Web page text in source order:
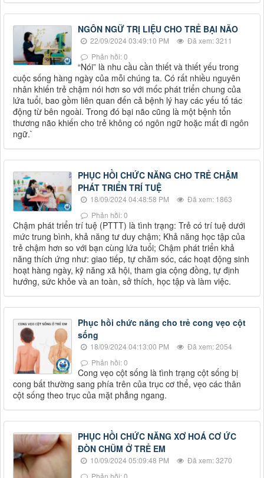
NGÔN NGỮ TRỊ LIỆU CHO TRẺ BẠI NÃO
22/09/2024 03:49:10 PM
Đã xem: 3211
Phản hồi: 0
“Nói” là nhu cầu cần thiết và thiết yếu trong
cuộc sống hàng ngày của mỗi chúng ta. Có rất nhiều nguyên
nhân khiến trẻ chậm nói hơn so với mốc phát triển chung của
lứa tuổi, bao gồm liên quan đến cả bệnh lý hay các yếu tố tác
động từ bên ngoài. Trong đó bại não cũng là một bệnh tổn
thương não khiến cho trẻ không có ngôn ngữ hoặc mất đi ngôn
ngữ.`
PHỤC HỒI CHỨC NĂNG CHO TRẺ CHẬM
PHÁT TRIỂN TRÍ TUỆ
18/09/2024 04:48:58 PM
Đã xem: 1863
Phản hồi: 0
Chậm phát triển trí tuệ (PTTT) là tình trạng: Trẻ có trí tuệ dưới
mức trung bình, khả năng tư duy chậm; Khả năng học tập của
trẻ chậm hơn so với bạn cùng lứa tuổi; Chậm phát triển khả
năng thích ứng như: giao tiếp, tự chăm sóc, các hoạt động sinh
hoạt hàng ngày, kỹ năng xã hội, tham gia cộng đồng, tự định
hướng, sức khỏe và an toàn, sở thích, học tập và làm việc.
Phục hồi chức năng cho trẻ cong vẹo cột
sống
18/09/2024 04:13:00 PM
Đã xem: 2054
Phản hồi: 0
Cong vẹo cột sống là tình trạng cột sống bị
cong bất thường sang phía trên của trục cơ thể, vẹo các thân
cột sống theo trục của mặt phẳng ngang.
PHỤC HỒI CHỨC NĂNG XƠ HOÁ CƠ ỨC
ĐÒN CHŨM Ở TRẺ EM
10/09/2024 05:09:48 PM
Đã xem: 3270